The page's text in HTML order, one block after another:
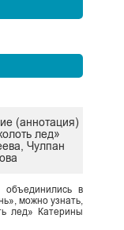
(аннотация)
лед»
Чулпан
объединились в
можно узнать,
лед» Катерины